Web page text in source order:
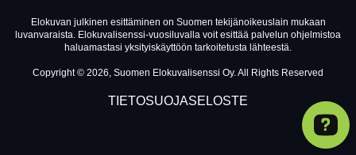
Elokuvan julkinen esittäminen on Suomen tekijänoikeuslain mukaan
luvanvaraista. Elokuvalisenssi-vuosiluvalla voit esittää palvelun ohjelmistoa
haluamastasi yksityiskäyttöön tarkoitetusta lähteestä.
Copyright © 2026, Suomen Elokuvalisenssi Oy. All Rights Reserved
TIETOSUOJASELOSTE